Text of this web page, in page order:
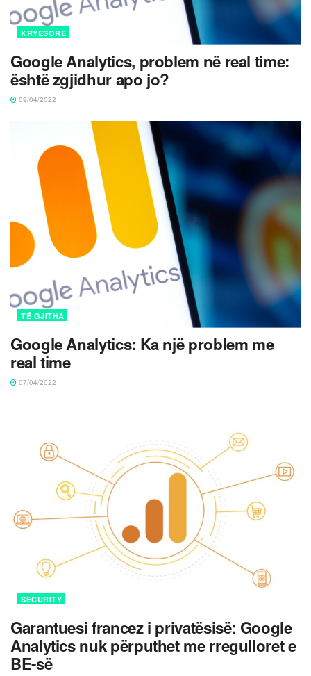
KRYESORE
Google Analytics, problem në real time:
është zgjidhur apo jo?
09/04/2022
TË GJITHA
Google Analytics: Ka një problem me
real time
07/04/2022
SECURITY
Garantuesi francez i privatësisë: Google
Analytics nuk përputhet me rregulloret e
BE-së